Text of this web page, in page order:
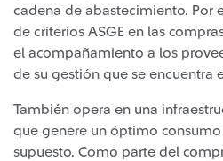
cadena de abastecimiento. Por
de criterios ASGE en las
el acompañamiento a los
de su gestión que se encuentra
También opera en una
que genere un óptimo
supuesto. Como parte del